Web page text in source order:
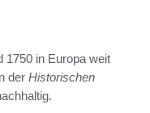
1750 in Europa weit
der Historischen